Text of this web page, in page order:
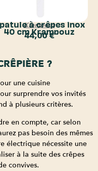
Krampouz
à crêpes inox
40 cm Krampouz
44,00€
?
une cuisine
surprendre vos invités
à plusieurs critères.
en compte, car selon
pas besoin des mêmes
électrique nécessite une
à la suite des crêpes
convives.